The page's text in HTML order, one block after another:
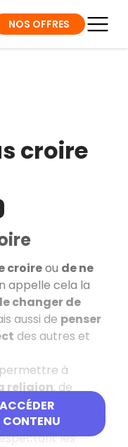
NOS OFFRES
croire
croireou de ne
appelle cela la
changer de
aussi de penser
des autres et
à
religion, de
Chacun est
pouvoir
les